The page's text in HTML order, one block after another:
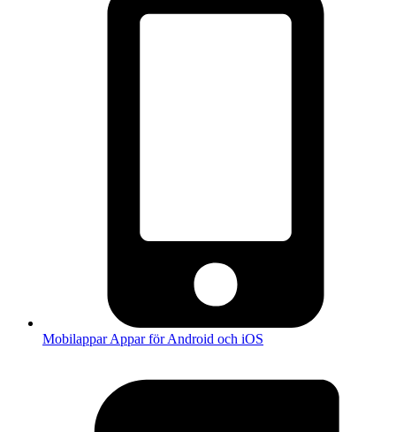
MobilapparAppar för Android och iOS